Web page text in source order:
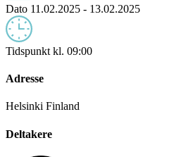
Dato 11.02.2025 - 13.02.2025
Tidspunkt kl. 09:00
Adresse
Helsinki Finland
Deltakere